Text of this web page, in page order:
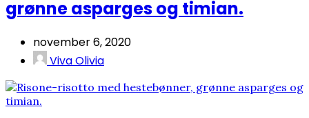
grønne asparges og timian.
november 6, 2020
Viva Olivia